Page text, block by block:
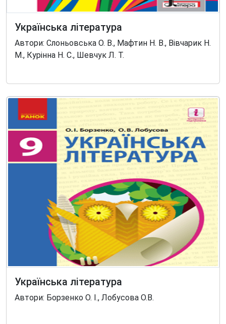
Українська література
Автори: Слоньовська О. В., Мафтин Н. В., Вівчарик Н.
М., Курінна Н. С., Шевчук Л. Т.
Українська література
Автори: Борзенко О. І., Лобусова О.В.